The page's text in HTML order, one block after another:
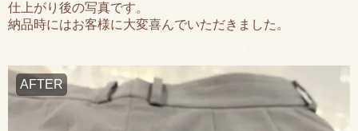
仕上がり後の写真です。
納品時にはお客様に大変喜んでいただきました。
AFTER